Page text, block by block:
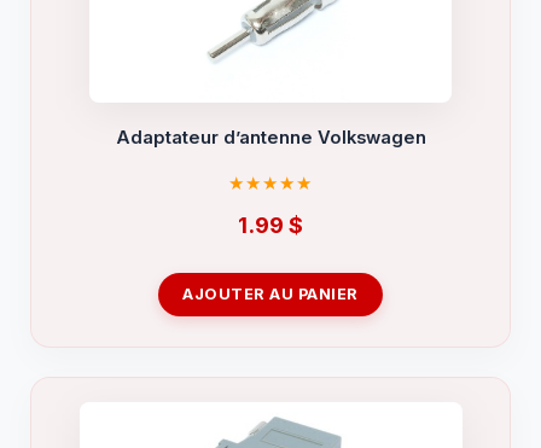
Adaptateur d’antenne Volkswagen
1.99 $
AJOUTER AU PANIER